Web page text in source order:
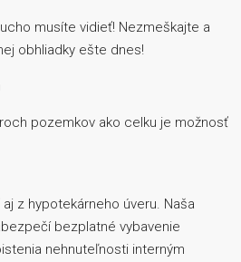
musíte vidieť! Nezmeškajte a
obhliadky ešte dnes!
pozemkov ako celku je možnosť
z hypotekárneho úveru. Naša
bezplatné vybavenie
nehnuteľnosti interným